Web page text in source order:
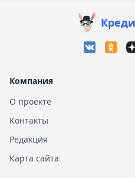
Компания
О проекте
Контакты
Редакция
Карта сайта